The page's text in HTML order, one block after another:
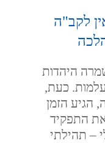
לקב"ה
היהדות
כעת,
הגיע הזמן
התפקיד
– תהילתי